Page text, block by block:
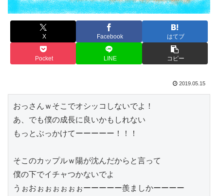
X Facebook はてブ
Pocket LINE コピー
2019.05.15
おっさんｗそこでオシッコしないでよ！
あ、でも僕の成長に良いかもしれない
もっとぶっかけてーーーーー！！！
そこのカップルｗ陽が沈んだからと言って
僕の下でイチャつかないでよ
うぉおぉぉぉぉぉぉーーーーー羨ましかーーーー